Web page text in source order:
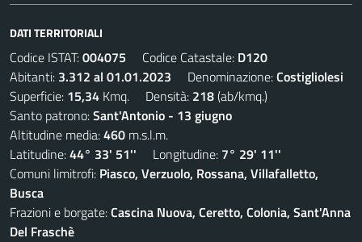
DATI TERRITORIALI
Codice ISTAT:004075 Codice Catastale: D120
Abitanti: 3.312 al 01.01.2023 Denominazione:Costigliolesi
Superficie: 15,34 Kmq. Densità: 218(ab/kmq.)
Santo patrono:Sant'Antonio - 13 giugno
Altitudine media:460 m.s.l.m.
Latitudine:44° 33' 51'' Longitudine: 7° 29' 11''
Comuni limitrofi: Piasco, Verzuolo, Rossana, Villafalletto,
Busca
Frazioni e borgate:Cascina Nuova, Ceretto, Colonia, Sant'Anna
Del Fraschè